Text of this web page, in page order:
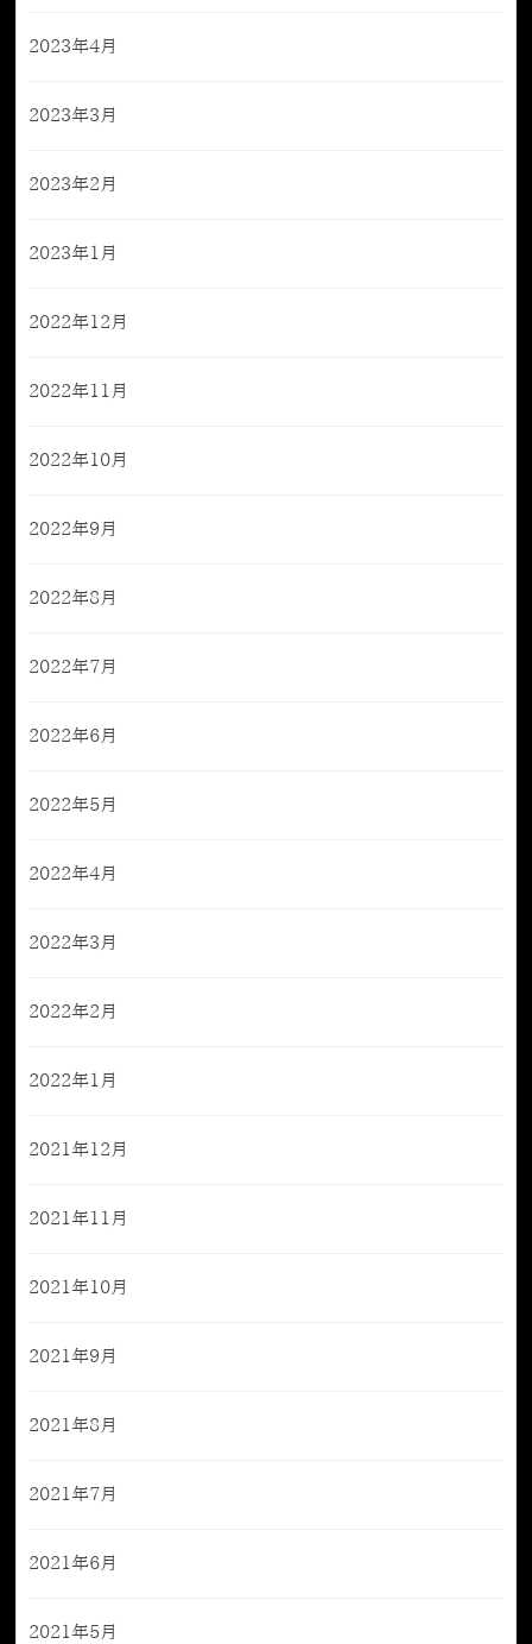
2023年4月
2023年3月
2023年2月
2023年1月
2022年12月
2022年11月
2022年10月
2022年9月
2022年8月
2022年7月
2022年6月
2022年5月
2022年4月
2022年3月
2022年2月
2022年1月
2021年12月
2021年11月
2021年10月
2021年9月
2021年8月
2021年7月
2021年6月
2021年5月